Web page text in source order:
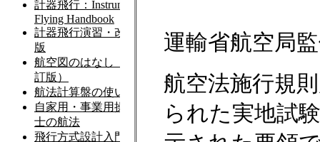
運輸省航空局
航空法施行規
られた実地試